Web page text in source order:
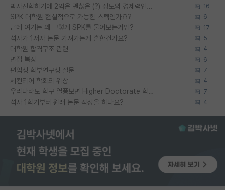
박사진학하기에 2억은 괜찮은 (?) 정도의 경제력인가요 16
SPK 대학원 현실적으로 가능한 스펙인가요? 6
근데 여기는 왜 그렇게 SPK를 물어보는거임? 17
석사가 1저자 논문 가져가는게 흔한건가요? 5
대학원 합격구조 관련 4
면접 복장 6
편입생 학부연구생 질문 7
세컨티어 학회의 위상 4
우리나라도 학구 열풍보면 Higher Doctorate 학위가 필요하다고 봅니다. 7
석사 1학기부터 원래 논문 작성을 하나요? 4